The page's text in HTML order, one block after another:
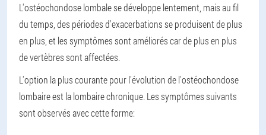
L'ostéochondose lombale se développe lentement, mais au fil
du temps, des périodes d'exacerbations se produisent de plus
en plus, et les symptômes sont améliorés car de plus en plus
de vertèbres sont affectées.
L'option la plus courante pour l'évolution de l'ostéochondose
lombaire est la lombaire chronique. Les symptômes suivants
sont observés avec cette forme: